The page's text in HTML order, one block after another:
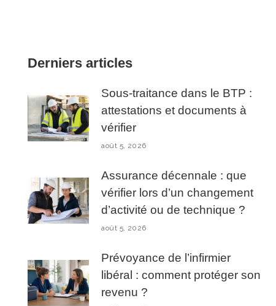
Derniers articles
Sous-traitance dans le BTP :
attestations et documents à
vérifier
août 5, 2026
Assurance décennale : que
vérifier lors d’un changement
d’activité ou de technique ?
août 5, 2026
Prévoyance de l’infirmier
libéral : comment protéger son
revenu ?